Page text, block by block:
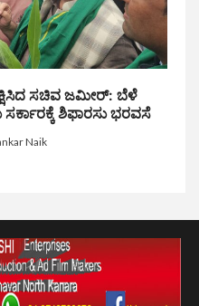
ಸಚಿವ ಜಮೀರ್: ಬೆಳೆ
ಶಿಫಾರಸು ಭರವಸೆ
Naik